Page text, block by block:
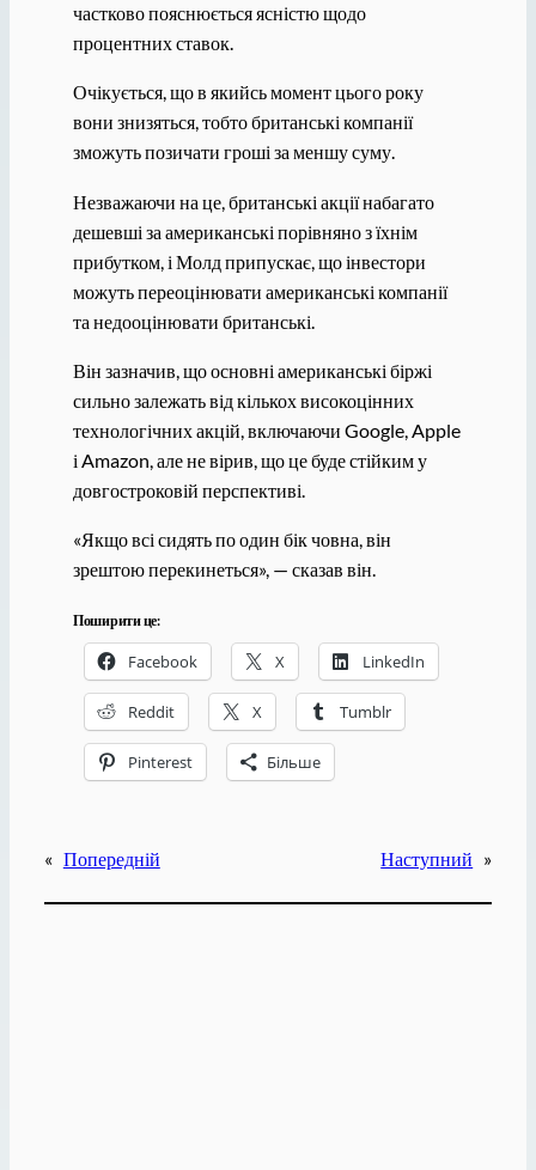
частково пояснюється ясністю щодо
процентних ставок.
Очікується, що в якийсь момент цього року
вони знизяться, тобто британські компанії
зможуть позичати гроші за меншу суму.
Незважаючи на це, британські акції набагато
дешевші за американські порівняно з їхнім
прибутком, і Молд припускає, що інвестори
можуть переоцінювати американські компанії
та недооцінювати британські.
Він зазначив, що основні американські біржі
сильно залежать від кількох високоцінних
технологічних акцій, включаючи Google, Apple
і Amazon, але не вірив, що це буде стійким у
довгостроковій перспективі.
«Якщо всі сидять по один бік човна, він
зрештою перекинеться», — сказав він.
Поширити це:
Facebook X LinkedIn
Reddit X Tumblr
Pinterest Більше
« Попередній Наступний »